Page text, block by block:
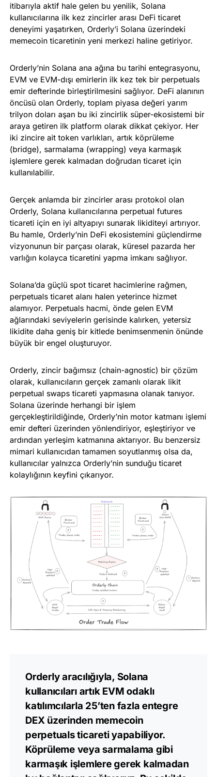
itibarıyla aktif hale gelen bu yenilik, Solana
kullanıcılarına ilk kez zincirler arası DeFi ticaret
deneyimi yaşatırken, Orderly’i Solana üzerindeki
memecoin ticaretinin yeni merkezi haline getiriyor.
Orderly’nin Solana ana ağına bu tarihi entegrasyonu,
EVM ve EVM-dışı emirlerin ilk kez tek bir perpetuals
emir defterinde birleştirilmesini sağlıyor. DeFi alanının
öncüsü olan Orderly, toplam piyasa değeri yarım
trilyon doları aşan bu iki zincirlik süper-ekosistemi bir
araya getiren ilk platform olarak dikkat çekiyor. Her
iki zincire ait token varlıkları, artık köprüleme
(bridge), sarmalama (wrapping) veya karmaşık
işlemlere gerek kalmadan doğrudan ticaret için
kullanılabilir.
Gerçek anlamda bir zincirler arası protokol olan
Orderly, Solana kullanıcılarına perpetual futures
ticareti için en iyi altyapıyı sunarak likiditeyi artırıyor.
Bu hamle, Orderly’nin DeFi ekosistemini güçlendirme
vizyonunun bir parçası olarak, küresel pazarda her
varlığın kolayca ticaretini yapma imkanı sağlıyor.
Solana’da güçlü spot ticaret hacimlerine rağmen,
perpetuals ticaret alanı halen yeterince hizmet
alamıyor. Perpetuals hacmi, önde gelen EVM
ağlarındaki seviyelerin gerisinde kalırken, yetersiz
likidite daha geniş bir kitlede benimsenmenin önünde
büyük bir engel oluşturuyor.
Orderly, zincir bağımsız (chain-agnostic) bir çözüm
olarak, kullanıcıların gerçek zamanlı olarak likit
perpetual swaps ticareti yapmasına olanak tanıyor.
Solana üzerinde herhangi bir işlem
gerçekleştirildiğinde, Orderly’nin motor katmanı işlemi
emir defteri üzerinden yönlendiriyor, eşleştiriyor ve
ardından yerleşim katmanına aktarıyor. Bu benzersiz
mimari kullanıcıdan tamamen soyutlanmış olsa da,
kullanıcılar yalnızca Orderly’nin sunduğu ticaret
kolaylığının keyfini çıkarıyor.
Orderly aracılığıyla, Solana
kullanıcıları artık EVM odaklı
katılımcılarla 25’ten fazla entegre
DEX üzerinden memecoin
perpetuals ticareti yapabiliyor.
Köprüleme veya sarmalama gibi
karmaşık işlemlere gerek kalmadan